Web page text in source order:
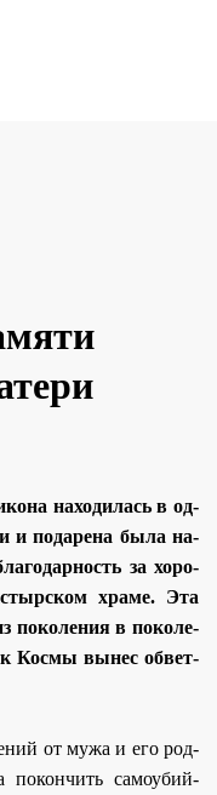
на­хо­ди­лась в од­
и по­да­ре­на бы­ла на­
за хо­ро­
хра­ме. Эта
по­ко­ле­ния в по­ко­ле­
Кос­мы вы­нес об­вет­
от му­жа и его род­
са­мо­убий­